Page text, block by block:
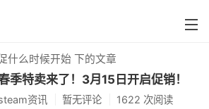
farmskins
88dog
什么时候开始 下的文章
特卖来了！3月15日开启促销！
资讯 暂无评论 1622 次阅读